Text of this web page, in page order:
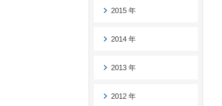
2015 年
2014 年
2013 年
2012 年